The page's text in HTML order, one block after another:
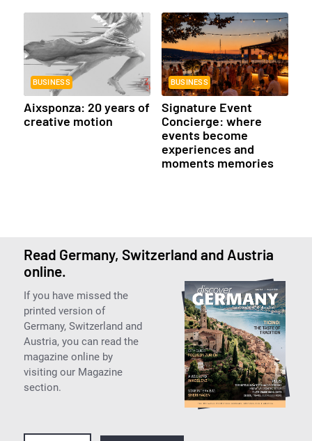
BUSINESS
Aixsponza: 20 years of
creative motion
BUSINESS
Signature Event
Concierge: where
events become
experiences and
moments memories
Read Germany, Switzerland and Austria
online.
If you have missed the
printed version of
Germany, Switzerland and
Austria, you can read the
magazine online by
visiting our Magazine
section.